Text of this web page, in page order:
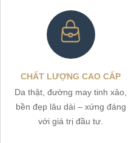
CHẤT LƯỢNG CAO CẤP
Da thật, đường may tinh xảo,
bền đẹp lâu dài – xứng đáng
với giá trị đầu tư.